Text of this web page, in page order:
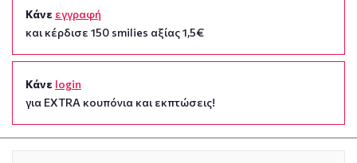
Κάνε εγγραφή
και κέρδισε 150 smilies αξίας 1,5€
Κάνε login
για EXTRA κουπόνια και εκπτώσεις!